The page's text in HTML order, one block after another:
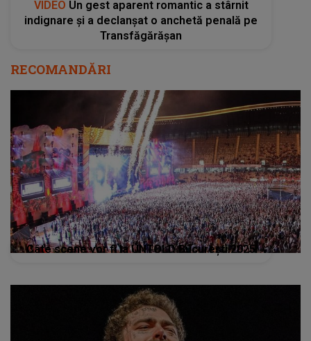
Câte scene vor fi la UNTOLD București 2025
Post Malone, artistul care va face istorie pe
main Stage la UNTOLD X, primele imagini cu